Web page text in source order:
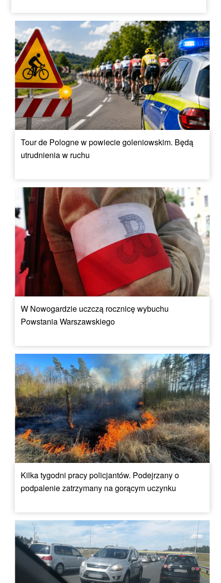
Tour de Pologne w powiecie goleniowskim. Będą
utrudnienia w ruchu
W Nowogardzie uczczą rocznicę wybuchu
Powstania Warszawskiego
Kilka tygodni pracy policjantów. Podejrzany o
podpalenie zatrzymany na gorącym uczynku